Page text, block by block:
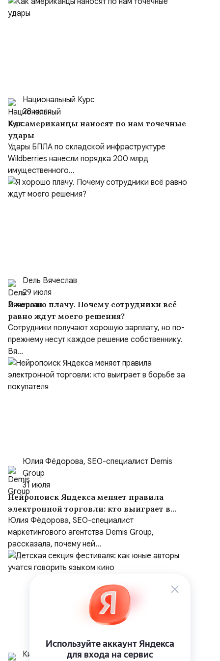
Национальный Курс
28 июля
Как американцы наносят по нам точечные
удары
Удары БПЛА по складской инфраструктуре
Wildberries нанесли порядка 200 млрд
имущественного...
Dель Вячеслав
29 июля
Я хорошо плачу. Почему сотрудники всё
равно ждут моего решения?
Сотрудники получают хорошую зарплату, но по-
прежнему несут каждое решение собственнику.
Вя...
Юлия Фёдорова, SEO-специалист Demis
Group
31 июля
Нейропоиск Яндекса меняет правила
электронной торговли: кто выиграет в
борьбе за покупателя
Юлия Фёдорова, SEO-специалист
маркетингового агентства Demis Group,
рассказала, почему ней...
Кинофестиваль Тихвинский